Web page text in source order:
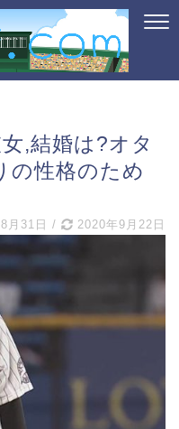
,結婚は?オタ
の性格のため
月31日 / 2020年9月22日